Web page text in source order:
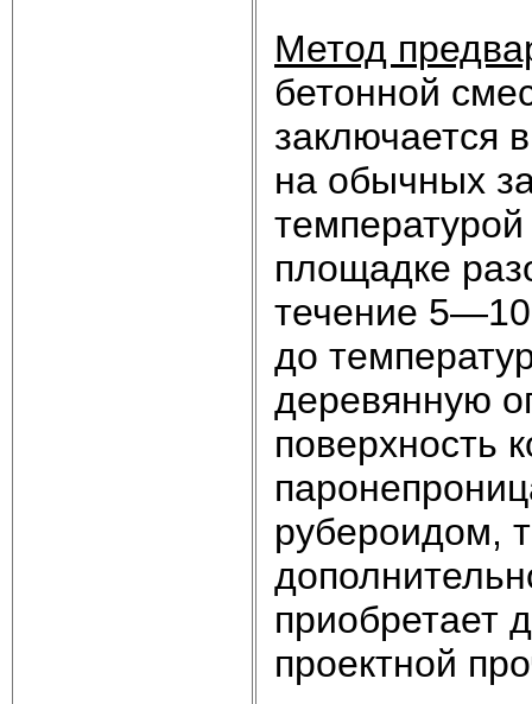
Метод
бетонной
заключается
на обычных
площадке
течение
до
деревянную
поверхность
рубероидом,
приобретает
проектной